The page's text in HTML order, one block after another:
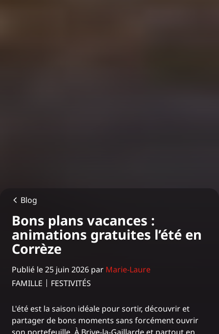
Blog
Bons plans vacances :
animations gratuites l’été en
Corrèze
Publié le 25 juin 2026 par Marie-Laure
FAMILLE
FESTIVITÉS
L'été est la saison idéale pour sortir, découvrir et
partager de bons moments sans forcément ouvrir